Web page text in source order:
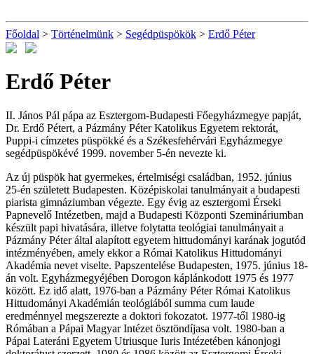
Főoldal > Történelmünk > Segédpüspökök > Erdő Péter
Erdő Péter
II. János Pál pápa az Esztergom-Budapesti Főegyházmegye papját,
Dr. Erdő Pétert, a Pázmány Péter Katolikus Egyetem rektorát,
Puppi-i címzetes püspökké és a Székesfehérvári Egyházmegye
segédpüspökévé 1999. november 5-én nevezte ki.
Az új püspök hat gyermekes, értelmiségi családban, 1952. június
25-én született Budapesten. Középiskolai tanulmányait a budapesti
piarista gimnáziumban végezte. Egy évig az esztergomi Érseki
Papnevelő Intézetben, majd a Budapesti Központi Szemináriumban
készült papi hivatására, illetve folytatta teológiai tanulmányait a
Pázmány Péter által alapított egyetem hittudományi karának jogutód
intézményében, amely ekkor a Római Katolikus Hittudományi
Akadémia nevet viselte. Papszentelése Budapesten, 1975. június 18-
án volt. Egyházmegyéjében Dorogon káplánkodott 1975 és 1977
között. Ez idő alatt, 1976-ban a Pázmány Péter Római Katolikus
Hittudományi Akadémián teológiából summa cum laude
eredménnyel megszerezte a doktori fokozatot. 1977-től 1980-ig
Rómában a Pápai Magyar Intézet ösztöndíjasa volt. 1980-ban a
Pápai Lateráni Egyetem Utriusque Iuris Intézetében kánonjogi